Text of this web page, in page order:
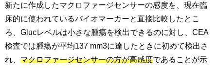
新たに作成したマクロファージセンサーの感度を、現在臨
床的に使われているバイオマーカーと直接比較したとこ
ろ、Glucレベルは小さな腫瘍を検出できるのに対し、CEA
検査では腫瘍が平均137 mm3に達したときに初めて検出さ
れ、 マクロファージセンサーの方が高感度であることが示